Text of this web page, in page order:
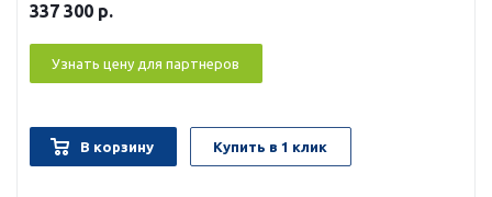
337 300 р.
Узнать цену для партнеров
В корзину Купить в 1 клик